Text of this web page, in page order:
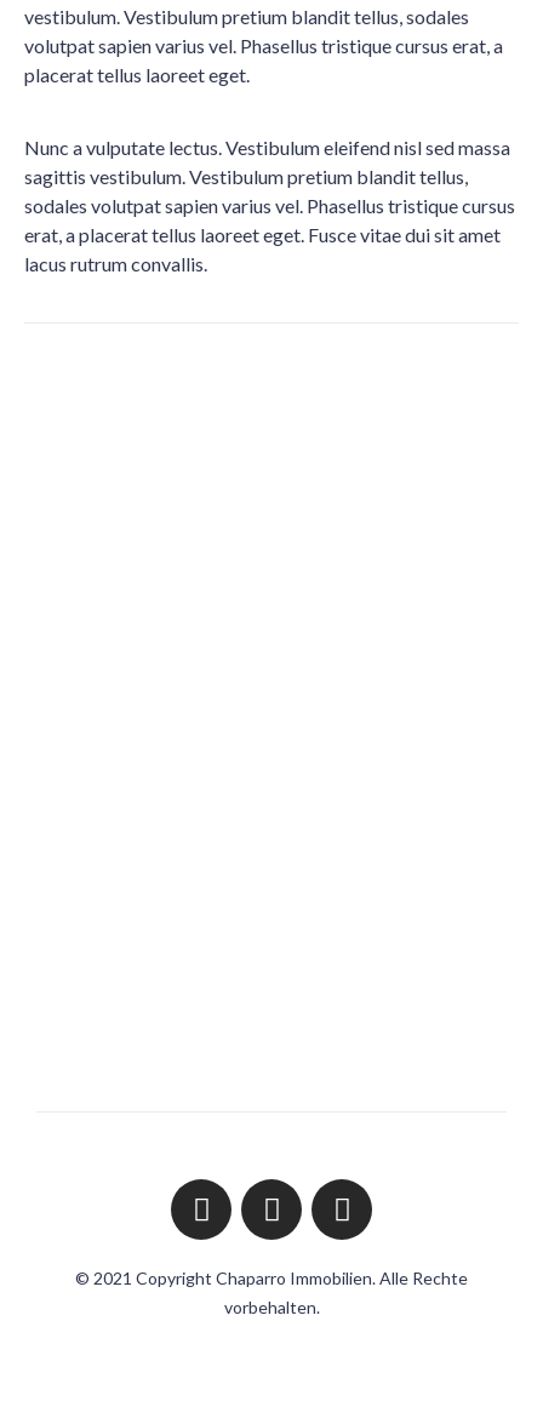
vestibulum. Vestibulum pretium blandit tellus, sodales
volutpat sapien varius vel. Phasellus tristique cursus erat, a
placerat tellus laoreet eget.
Nunc a vulputate lectus. Vestibulum eleifend nisl sed massa
sagittis vestibulum. Vestibulum pretium blandit tellus,
sodales volutpat sapien varius vel. Phasellus tristique cursus
erat, a placerat tellus laoreet eget. Fusce vitae dui sit amet
lacus rutrum convallis.
© 2021 Copyright Chaparro Immobilien. Alle Rechte
vorbehalten.